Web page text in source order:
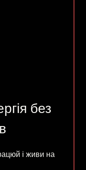
без
і живи на